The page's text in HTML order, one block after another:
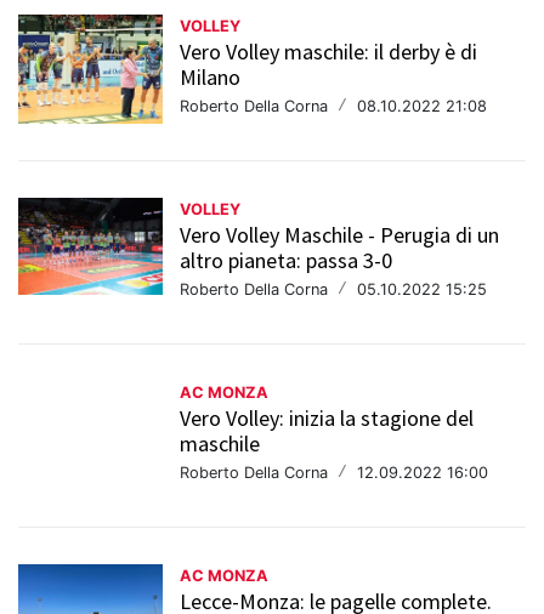
VOLLEY
Vero Volley maschile: il derby è di
Milano
Roberto Della Corna / 08.10.2022 21:08
VOLLEY
Vero Volley Maschile - Perugia di un
altro pianeta: passa 3-0
Roberto Della Corna / 05.10.2022 15:25
AC MONZA
Vero Volley: inizia la stagione del
maschile
Roberto Della Corna / 12.09.2022 16:00
AC MONZA
Lecce-Monza: le pagelle complete.